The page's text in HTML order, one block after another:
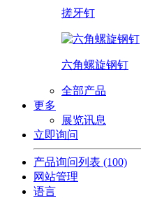
搓牙钉
六角螺旋钢钉
全部产品
更多
展览讯息
立即询问
产品询问列表 (100)
网站管理
语言